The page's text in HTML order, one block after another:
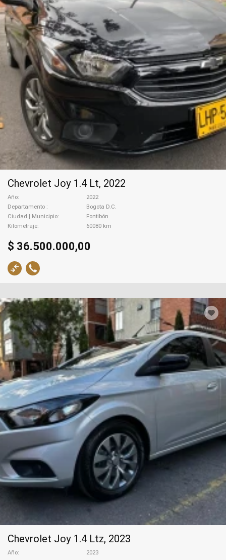
Chevrolet Joy 1.4 Lt, 2022
Año
2022
Departamento
Bogota D.C.
Ciudad | Municipio
Fontibón
Kilometraje
60080 km
$ 36.500.000,00
Chevrolet Joy 1.4 Ltz, 2023
Año
2023